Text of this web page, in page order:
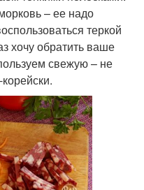
– ее надо
теркой
хочу обратить ваше
свежую – не